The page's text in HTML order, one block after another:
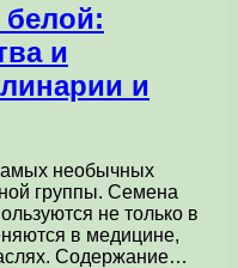
и
и
необычных
группы. Семена
не только в
в медицине,
Содержание…